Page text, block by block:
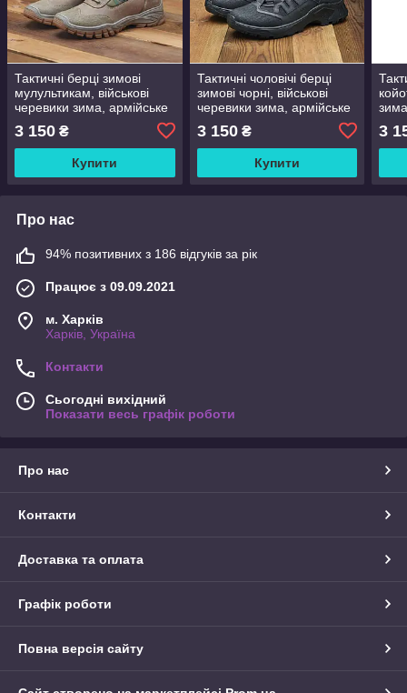
Тактичні берці зимові
мулультикам, військові
черевики зима, армійське
розміри: 37-48
3 150 ₴
Купити
Тактичні чоловічі берці
зимові чорні, військові
черевики зима, армійське
розміри: 39-46
3 150₴
Купити
3
Про нас
94% позитивних з 186 відгуків за рік
Працює з 09.09.2021
м. Харків
Харків, Україна
Контакти
Сьогодні вихідний
Показати весь графік роботи
Про нас
Контакти
Доставка та оплата
Графік роботи
Повна версія сайту